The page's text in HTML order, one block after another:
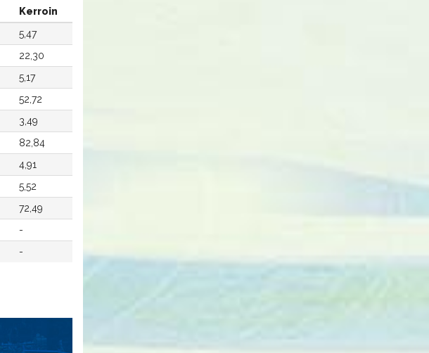
Kerroin
5,47
22,30
5,17
52,72
3,49
82,84
4,91
5,52
72,49
-
-